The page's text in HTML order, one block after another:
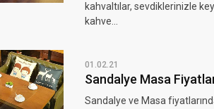
kahvaltılar, sevdiklerinizle
kahve...
01.02.21
Sandalye Masa
Sandalye ve Masa